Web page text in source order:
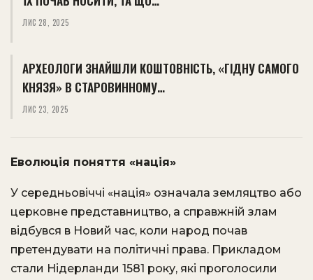
ЛИС 28, 2025
АРХЕОЛОГИ ЗНАЙШЛИ КОШТОВНІСТЬ, «ГІДНУ САМОГО
КНЯЗЯ» В СТАРОВИННОМУ…
ЛИС 23, 2025
Еволюція поняття «нація»
У середньовіччі «нація» означала земляцтво або
церковне представництво, а справжній злам
відбувся в Новий час, коли народ почав
претендувати на політичні права. Прикладом
стали Нідерланди 1581 року, які проголосили